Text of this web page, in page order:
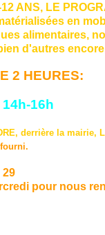
ANS, LE
en
alimentaires,
d'autres
2 HEURES:
14h-16h
derrière la mairie,
29
pour nous